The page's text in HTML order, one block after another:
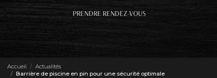
PRENDRE RENDEZ-VOUS
Accueil
Actualités
Barrière de piscine en pin pour une sécurité optimale